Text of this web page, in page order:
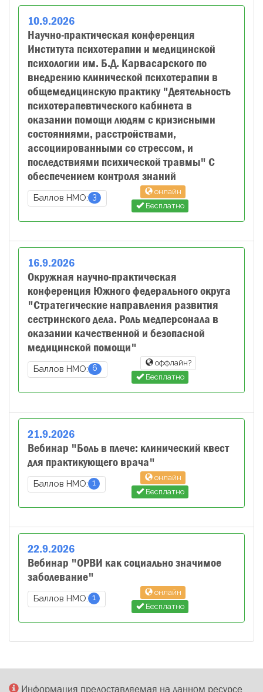
10.9.2026
Научно-практическая конференция
Института психотерапии и медицинской
психологии им. Б.Д. Карвасарского по
внедрению клинической психотерапии в
общемедицинскую практику "Деятельность
психотерапевтического кабинета в
оказании помощи людям с кризисными
состояниями, расстройствами,
ассоциированными со стрессом, и
последствиями психической травмы" С
обеспечением контроля знаний
Баллов НМО: 3
онлайн
Бесплатно
16.9.2026
Окружная научно-практическая
конференция Южного федерального округа
"Стратегические направления развития
сестринского дела. Роль медперсонала в
оказании качественной и безопасной
медицинской помощи"
Баллов НМО: 6
оффлайн?
Бесплатно
21.9.2026
Вебинар "Боль в плече: клинический квест
для практикующего врача"
Баллов НМО: 1
онлайн
Бесплатно
22.9.2026
Вебинар "ОРВИ как социально значимое
заболевание"
Баллов НМО: 1
онлайн
Бесплатно
Информация предоставляемая на данном ресурсе